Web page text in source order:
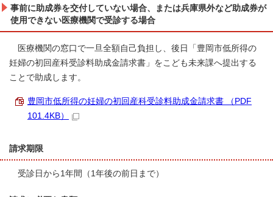
事前に助成券を交付していない場合、または兵庫県外など助成券が
使用できない医療機関で受診する場合
医療機関の窓口で一旦全額自己負担し、後日「豊岡市低所得の
妊婦の初回産科受診料助成金請求書」をこども未来課へ提出する
ことで助成します。
豊岡市低所得の妊婦の初回産科受診料助成金請求書 （PDF
101.4KB）
請求期限
受診日から1年間（1年後の前日まで）